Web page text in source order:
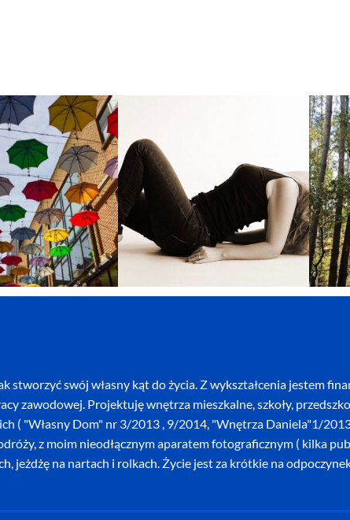
stworzyć swój własny kąt do życia. Z wykształcenia jestem
zawodowej. Projektuję wnętrza mieszkalne, szkoły,
( "Własny Dom" nr 3/2013 , 9/2014, "Wnętrza Daniela"1/
z moim nieodłącznym aparatem fotograficznym ( kilka
jeżdżę na nartach i rolkach. Życie jest za krótkie na